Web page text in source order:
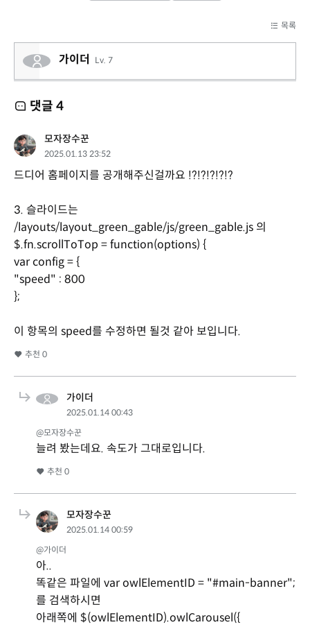
목록
가이더 Lv. 7
댓글 4
모자장수꾼
2025.01.13 23:52
드디어 홈페이지를 공개해주신걸까요 !?!?!?!?!?
3. 슬라이드는
/layouts/layout_green_gable/js/green_gable.js 의
$.fn.scrollToTop = function(options) {
var config = {
"speed" : 800
};
이 항목의 speed를 수정하면 될것 같아 보입니다.
추천 0
가이더
2025.01.14 00:43
@모자장수꾼
늘려 봤는데요. 속도가 그대로입니다.
추천 0
모자장수꾼
2025.01.14 00:59
@가이더
아..
똑같은 파일에 var owlElementID = "#main-banner";
를 검색하시면
아래쪽에 $(owlElementID).owlCarousel({